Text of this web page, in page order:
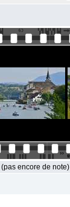
(pas encore de note)